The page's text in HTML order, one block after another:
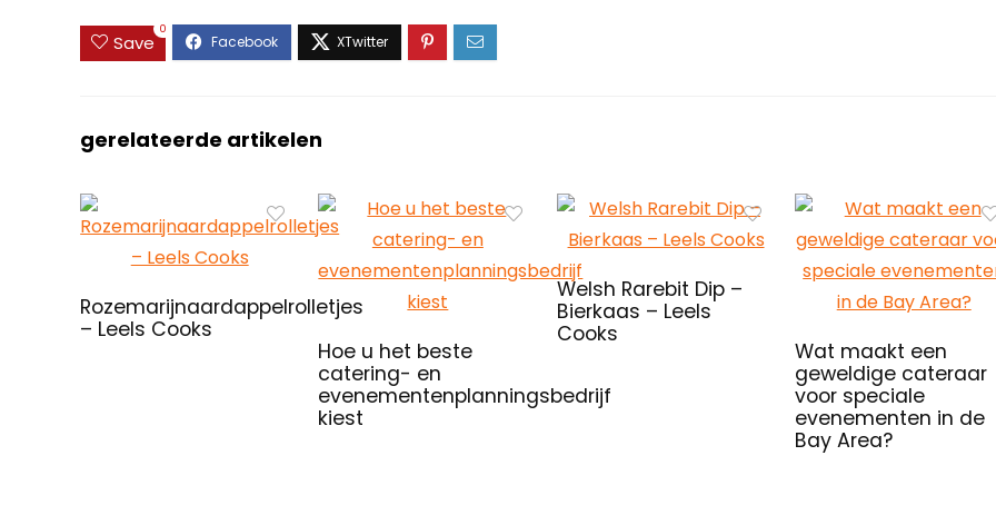
Save
0
gerelateerde artikelen
Rozemarijnaardappelrolletjes
– Leels Cooks
Hoe u het beste
catering- en
evenementenplanningsbedrijf
kiest
Welsh Rarebit Dip –
Bierkaas – Leels
Cooks
Wat maakt een
geweldige cateraar
voor speciale
evenementen in de
Bay Area?